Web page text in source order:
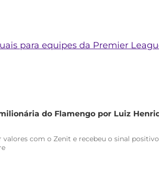
para equipes da Premier
do Flamengo por Luiz
com o Zenit e recebeu o sinal